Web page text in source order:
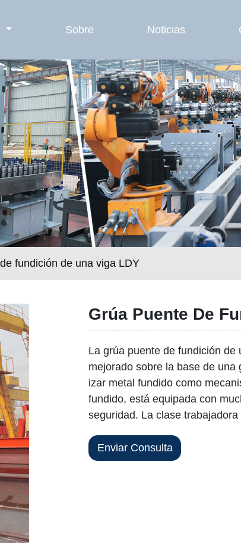
Sobre Noticias
fundición de una viga LDY
Grúa Puente De
La grúa puente de fundición
mejorado sobre la base de
izar metal fundido como
fundido, está equipada con
seguridad. La clase trabajadora
Enviar Consulta